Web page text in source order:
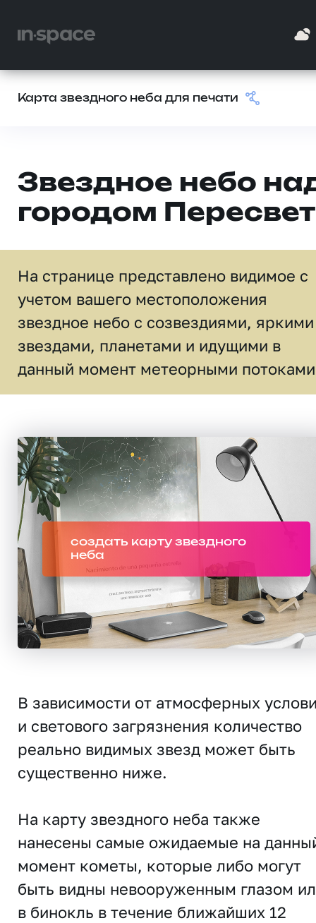
Карта звездного неба для печати
Звездное небо
городом Пересвет
На странице представлено видимое c
учетом вашего местоположения
звездное небо c созвездиями, яркими
звездами, планетами и идущими в
данный момент метеорными
создать карту звездного
неба
В зависимости от атмосферных
и светового загрязнения количество
реально видимых звезд может быть
существенно ниже.
На карту звездного неба также
нанесены самые ожидаемые на
момент кометы, которые либо могут
быть видны невооруженным глазом
в бинокль в течение ближайших 12